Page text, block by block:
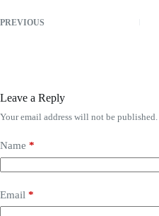
PREVIOUS
Leave a Reply
Your email address will not be published.
Name *
Email *